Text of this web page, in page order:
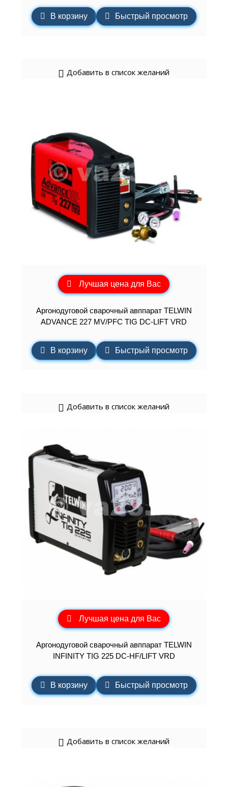
В корзину Быстрый просмотр
Добавить в список желаний
Лучшая цена для Вас
Аргонодуговой сварочный авппарат TELWIN
ADVANCE 227 MV/PFC TIG DC-LIFT VRD
В корзину Быстрый просмотр
Добавить в список желаний
Лучшая цена для Вас
Аргонодуговой сварочный авппарат TELWIN
INFINITY TIG 225 DC-HF/LIFT VRD
В корзину Быстрый просмотр
Добавить в список желаний